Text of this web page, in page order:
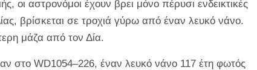
οι αστρονόμοι έχουν βρει μόνο πέρυσι ενδεικτικές
βρίσκεται σε τροχιά γύρω από έναν λευκό νάνο.
μάζα από τον Δία.
στο WD1054–226, έναν λευκό νάνο 117 έτη φωτός